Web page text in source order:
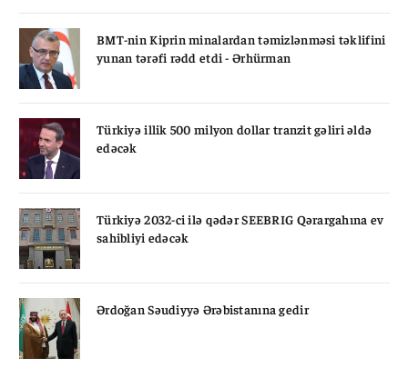
BMT-nin Kiprin minalardan təmizlənməsi təklifini
yunan tərəfi rədd etdi - Ərhürman
Türkiyə illik 500 milyon dollar tranzit gəliri əldə
edəcək
Türkiyə 2032-ci ilə qədər SEEBRIG Qərargahına ev
sahibliyi edəcək
Ərdoğan Səudiyyə Ərəbistanına gedir